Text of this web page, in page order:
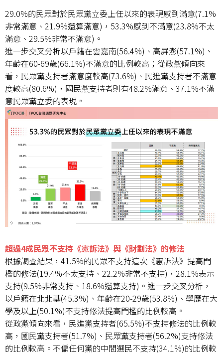
29.0%的民眾對於民眾黨立委上任以來的表現感到滿意(7.1%
非常滿意、21.9%還算滿意)，53.3%感到不滿意(23.8%不太
滿意、29.5%非常不滿意)。
進一步交叉分析以戶籍在雲嘉南(56.4%)、高屏澎(57.1%)、
年齡在60-69歲(66.1%)不滿意的比例較高；從政黨傾向來
看，民眾黨支持者滿意度較高(73.6%)、民進黨支持者不滿意
度較高(80.6%)，國民黨支持者則有48.2%滿意、37.1%不滿
意民眾黨立委的表現。
超過4成民眾不支持《憲訴法》與《財劃法》的修法
根據調查結果，41.5%的民眾不支持這次《憲訴法》提高門
檻的修法(19.4%不太支持、22.2%非常不支持)，28.1%表示
支持(9.5%非常支持、18.6%還算支持)。進一步交叉分析，
以戶籍在北北基(45.3%)、年齡在20-29歲(53.8%)、學歷在大
學及以上(50.1%)不支持修法提高門檻的比例較高。
從政黨傾向來看，民進黨支持者(65.5%)不支持修法的比例較
高，國民黨支持者(51.7%)、民眾黨支持者(56.2%)支持修法
的比例較高。不偏任何黨的中間選民不支持(34.1%)的比例較